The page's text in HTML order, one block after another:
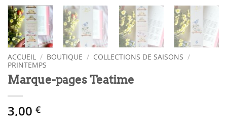
ACCUEIL / BOUTIQUE / COLLECTIONS DE SAISONS /
PRINTEMPS
Marque-pages Teatime
3,00 €